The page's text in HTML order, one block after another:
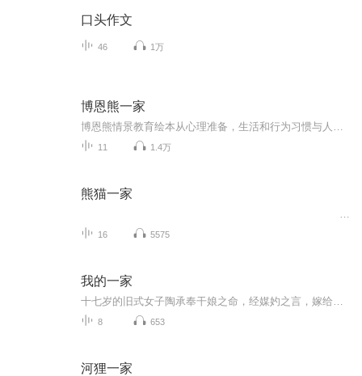
口头作文
46 1万
博恩熊一家
11 1.4万
熊猫一家
16 5575
我的一家
8 653
河狸一家